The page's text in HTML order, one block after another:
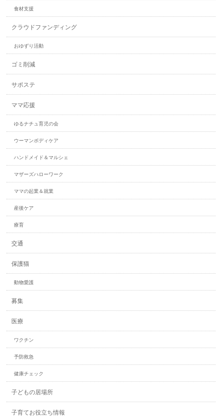
食材支援
クラウドファンディング
おゆずり活動
ゴミ削減
サポステ
ママ応援
ゆるナチュ育児の会
ウーマンボディケア
ハンドメイド＆マルシェ
マザーズハローワーク
ママの起業＆就業
産後ケア
療育
交通
保護猫
動物愛護
募集
医療
ワクチン
予防救急
健康チェック
子どもの居場所
子育てお役立ち情報